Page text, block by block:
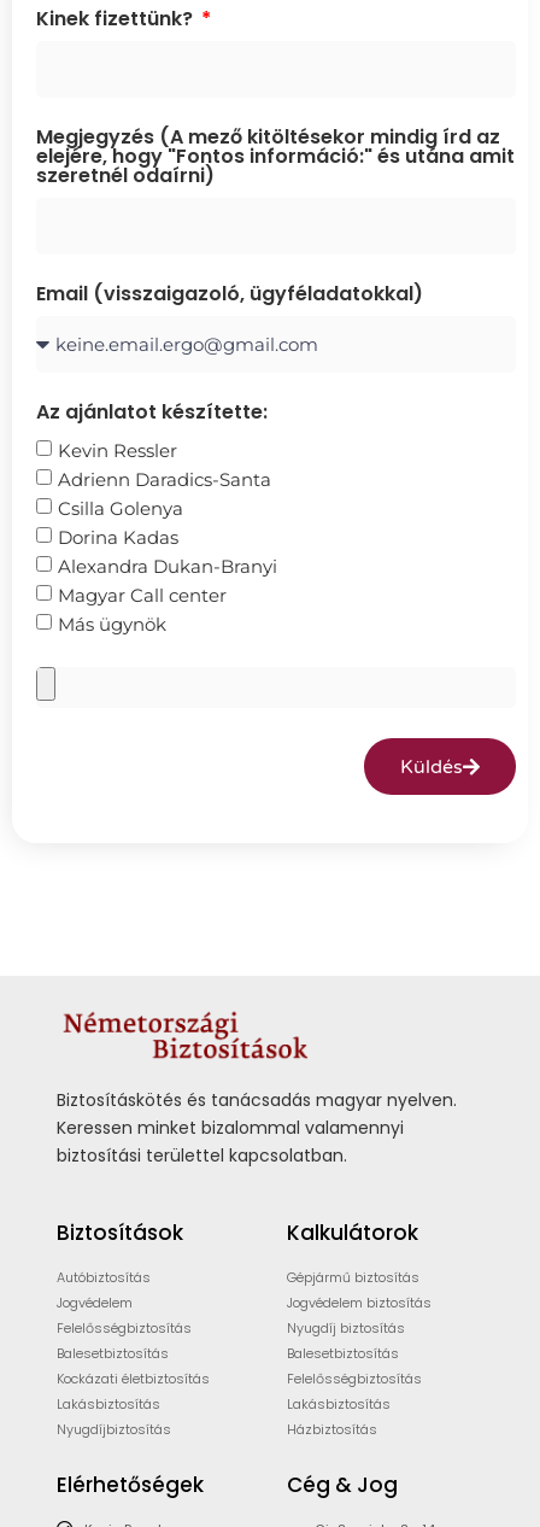
Kinek fizettünk?
Megjegyzés (A mező kitöltésekor mindig írd az
elejére, hogy "Fontos információ:" és utána amit
szeretnél odaírni)
Email (visszaigazoló, ügyféladatokkal)
Az ajánlatot készítette:
Kevin Ressler
Adrienn Daradics-Santa
Csilla Golenya
Dorina Kadas
Alexandra Dukan-Branyi
Magyar Call center
Más ügynök
Küldés
Biztosításkötés és tanácsadás magyar nyelven.
Keressen minket bizalommal valamennyi
biztosítási területtel kapcsolatban.
Biztosítások
Autóbiztosítás
Jogvédelem
Felelősségbiztosítás
Balesetbiztosítás
Kockázati életbiztosítás
Lakásbiztosítás
Nyugdíjbiztosítás
Kalkulátorok
Gépjármű biztosítás
Jogvédelem biztosítás
Nyugdíj biztosítás
Balesetbiztosítás
Felelősségbiztosítás
Lakásbiztosítás
Házbiztosítás
Elérhetőségek Cég & Jog